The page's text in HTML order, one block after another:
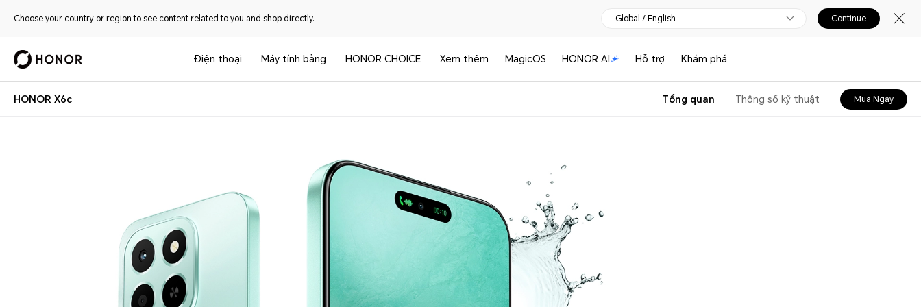
Choose your country or region to see content related to you and shop directly. Global / English Continue
Điện thoại Máy tính bảng HONOR CHOICE Xem thêm MagicOS HONOR AI Hỗ trợ Khám phá
HONOR X6c Tổng quan Thông số kỹ thuật Mua Ngay